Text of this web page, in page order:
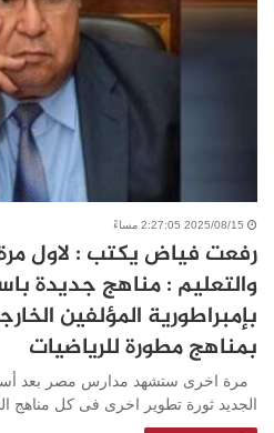
2025/08/15 2:27:05 مساءً
رفعت فياض يكتب : لاول مرة
والتعليم : مناهج جديدة
بإمبراطورية المؤلفين
بمناهج مطورة للرياضيات
مرة اخرى ستشهد مدارس مصر بعد
الجديد ثورة تطوير اخرى فى كل مناهج